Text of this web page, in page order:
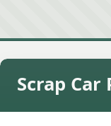
Scrap